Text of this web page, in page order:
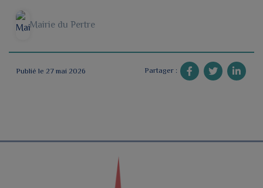
Mairie du Pertre
Publié le 27 mai 2026 Partager :